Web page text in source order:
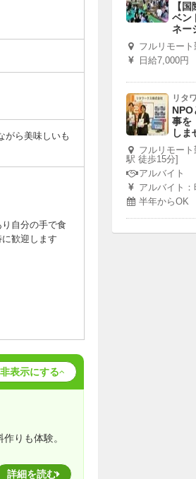
がら美味しいも
自分の手で食
歓迎します
非表示にする
りも体験。
詳細を読む
【
ベン
ネー
フルリモート
日給7,000円
リタ
事を
しま
フルリモー
駅 徒歩15分]
アルバイト
アルバイト：
半年からOK